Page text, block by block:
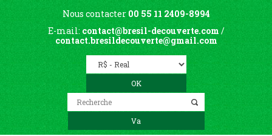
Nous contacter 00 55 11 2409-8994
E-mail: contact@bresil-decouverte.com /
contact.bresildecouverte@gmail.com